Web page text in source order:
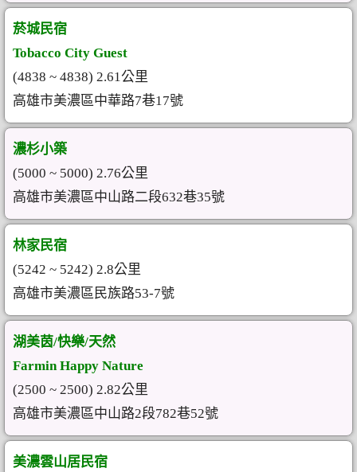
菸城民宿
Tobacco City Guest
(4838 ~ 4838) 2.61公里
高雄市美濃區中華路7巷17號
濃杉小築
(5000 ~ 5000) 2.76公里
高雄市美濃區中山路二段632巷35號
林家民宿
(5242 ~ 5242) 2.8公里
高雄市美濃區民族路53-7號
湖美茵/快樂/天然
Farmin Happy Nature
(2500 ~ 2500) 2.82公里
高雄市美濃區中山路2段782巷52號
美濃雲山居民宿